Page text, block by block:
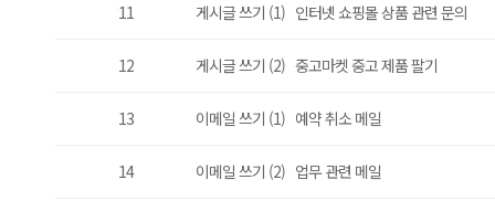
11 게시글 쓰기 (1) 인터넷 쇼핑몰 상품 관련 문의
12 게시글 쓰기 (2) 중고마켓 중고 제품 팔기
13 이메일 쓰기 (1) 예약 취소 메일
14 이메일 쓰기 (2) 업무 관련 메일